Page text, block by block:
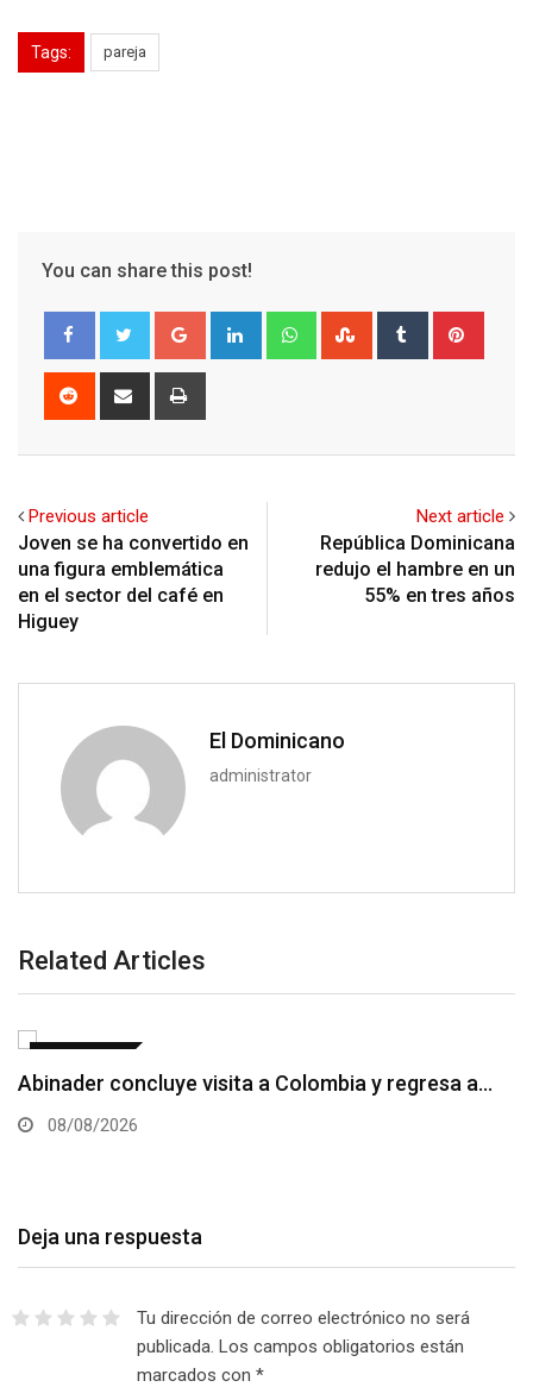
Tags: pareja
You can share this post!
Google+ LinkedIn WhatsappStumbleUpon
Tumblr
Reddit
Share
Previous article
Joven se ha convertido en
una figura emblemática
en el sector del café en
Higuey
Next article
República Dominicana
redujo el hambre en un
55% en tres años
El Dominicano
administrator
Related Articles
Comunitarios protestan en Dajabón por
construcción de carretera
Deja una respuesta
Tu dirección de correo electrónico no será
publicada. Los campos obligatorios están
marcados con *